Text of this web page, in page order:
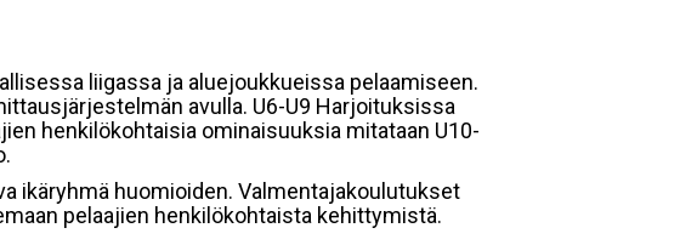
liigassa ja aluejoukkueissa pelaamiseen.
avulla. U6-U9 Harjoituksissa
henkilökohtaisia ominaisuuksia mitataan U10-
ikäryhmä huomioiden. Valmentajakoulutukset
pelaajien henkilökohtaista kehittymistä.